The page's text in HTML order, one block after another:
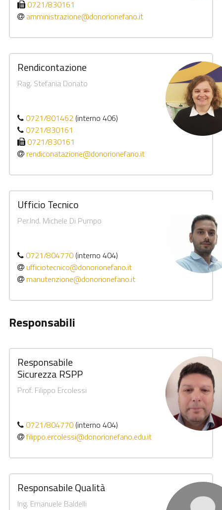
0721/830161
amministrazione@donorionefano.it
Rendicontazione
Rag. Stefania Donato
0721/801462(interno 406)
0721/830161
0721/830161
rendiconatazione@donorionefano.it
Ufficio Tecnico
Per.Ind. Michele Di Pumpo
0721/804770(interno 404)
ufficiotecnico@donorionefano.it
manutenzione@donorionefano.it
Responsabili
Responsabile
Sicurezza RSPP
Prof. Filippo Ercolessi
0721/804770(interno 404)
filippo.ercolessi@donorionefano.edu.it
Responsabile Qualità
Ing. Emanuele Baldelli